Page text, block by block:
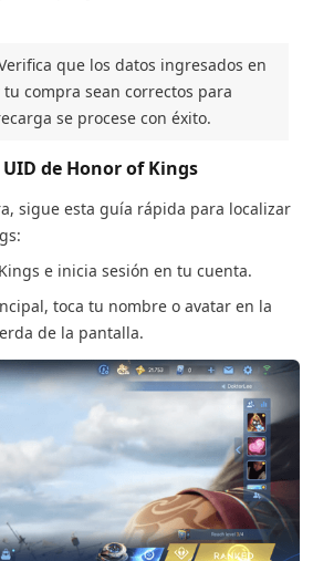
que los datos ingresados en
compra sean correctos para
se procese con éxito.
de Honor of Kings
sigue esta guía rápida para localizar
e inicia sesión en tu cuenta.
toca tu nombre o avatar en la
de la pantalla.